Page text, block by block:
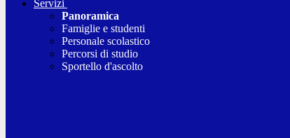
Servizi
Panoramica
Famiglie e studenti
Personale scolastico
Percorsi di studio
Sportello d'ascolto